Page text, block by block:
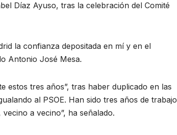
Díaz Ayuso, tras la celebración del Comité
la confianza depositada en mí y en el
Antonio José Mesa.
estos tres años”, tras haber duplicado en las
al PSOE. Han sido tres años de trabajo
a vecino”, ha señalado.